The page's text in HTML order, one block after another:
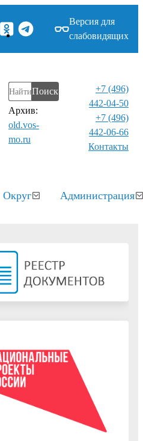
Версия для
слабовидящих
Поиск
Архив:
old.vos-
mo.ru
+7 (496)
442-04-50
+7 (496)
442-06-66
Контакты⁠
Округ Администрация